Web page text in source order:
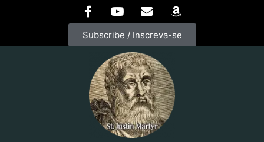
Subscribe / Inscreva-se